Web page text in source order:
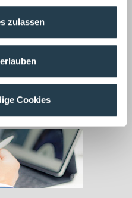
zulassen
Cookies
für unsere Mandanten